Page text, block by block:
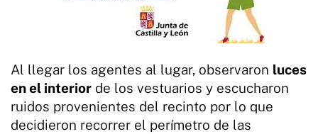
Al llegar los agentes al lugar, observaron luces
en el interior de los vestuarios y escucharon
ruidos provenientes del recinto por lo que
decidieron recorrer el perímetro de las